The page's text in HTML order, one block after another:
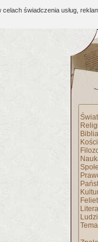
świadczenia usług,
Biblia